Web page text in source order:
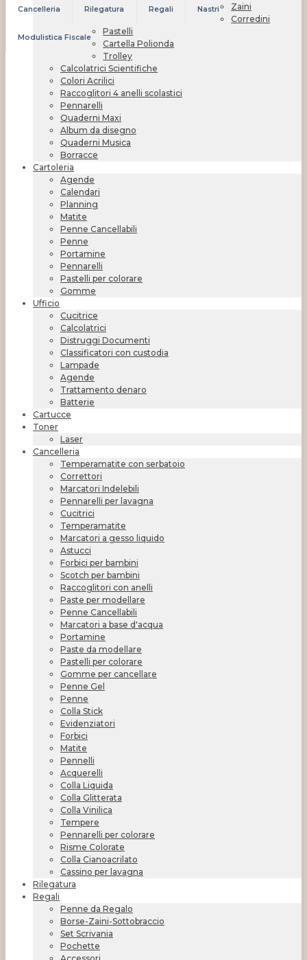
Cancelleria Rilegatura Regali Nastri
Modulistica Fiscale
Zaini
Corredini
Pastelli
Cartella Polionda
Trolley
Calcolatrici Scientifiche
Colori Acrilici
Raccoglitori 4 anelli scolastici
Pennarelli
Quaderni Maxi
Album da disegno
Quaderni Musica
Borracce
Cartoleria
Agende
Calendari
Planning
Matite
Penne Cancellabili
Penne
Portamine
Pennarelli
Pastelli per colorare
Gomme
Ufficio
Cucitrice
Calcolatrici
Distruggi Documenti
Classificatori con custodia
Lampade
Agende
Trattamento denaro
Batterie
Cartucce
Toner
Laser
Cancelleria
Temperamatite con serbatoio
Correttori
Marcatori Indelebili
Pennarelli per lavagna
Cucitrici
Temperamatite
Marcatori a gesso liquido
Astucci
Forbici per bambini
Scotch per bambini
Raccoglitori con anelli
Paste per modellare
Penne Cancellabili
Marcatori a base d'acqua
Portamine
Paste da modellare
Pastelli per colorare
Gomme per cancellare
Penne Gel
Penne
Colla Stick
Evidenziatori
Forbici
Matite
Pennelli
Acquerelli
Colla Liquida
Colla Glitterata
Colla Vinilica
Tempere
Pennarelli per colorare
Risme Colorate
Colla Cianoacrilato
Cassino per lavagna
Rilegatura
Regali
Penne da Regalo
Borse-Zaini-Sottobraccio
Set Scrivania
Pochette